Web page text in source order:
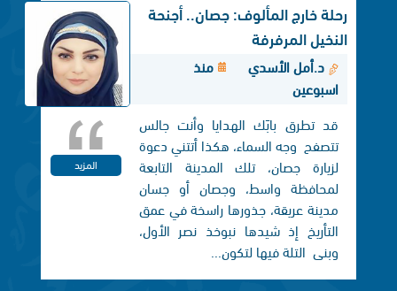
رحلة خارج المألوف: جصان.. أجنحة
النخيل المرفرفة
د.أمل الأسدي
منذ
اسبوعين
قد تطرق بابَك الهدايا وأنت جالس
تتصفح وجه السماء، هكذا أتتني دعوة
لزيارة جصان، تلك المدينة التابعة
لمحافظة واسط، وجصان أو جسان
مدينة عريقة، جذورها راسخة في عمق
التأريخ إذ شيدها نبوخذ نصر الأول،
وبنی التلة فيها لتكون...
المزيد